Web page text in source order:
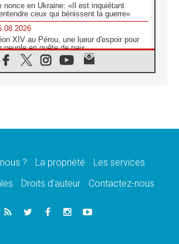
nonce en Ukraine: «Il est inquiétant
ceux qui bénissent la guerre»
XIV au Pérou, une lueur d'espoir pour
peuple en quête de paix
L'Église en Afrique vers
Argentine et au Pérou
générale: la prière est un acte
XIV invite les Chevaliers de Colomb à
? La propriété
Les services
Droits d’auteur Contactez-nous